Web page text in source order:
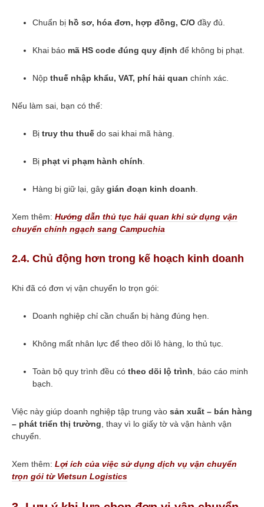
Chuẩn bị hồ sơ, hóa đơn, hợp đồng, C/O đầy đủ.
Khai báo mã HS code đúng quy định để không bị phạt.
Nộp thuế nhập khẩu, VAT, phí hải quan chính xác.
Nếu làm sai, bạn có thể:
Bị truy thu thuế do sai khai mã hàng.
Bị phạt vi phạm hành chính
Hàng bị giữ lại, gây gián đoạn kinh doanh
Xem thêm: Hướng dẫn thủ tục hải quan khi sử dụng vận
chuyển chính ngạch sang Campuchia
2.4. Chủ động hơn trong kế hoạch kinh doanh
Khi đã có đơn vị vận chuyển lo trọn gói:
Doanh nghiệp chỉ cần chuẩn bị hàng đúng hẹn.
Không mất nhân lực để theo dõi lô hàng, lo thủ tục.
Toàn bộ quy trình đều có theo dõi lộ trình , báo cáo minh
bạch.
Việc này giúp doanh nghiệp tập trung vào sản xuất – bán hàng
– phát triển thị trường , thay vì lo giấy tờ và vận hành vận
chuyển.
Xem thêm: Lợi ích của việc sử dụng dịch vụ vận chuyển
trọn gói từ Vietsun Logistics